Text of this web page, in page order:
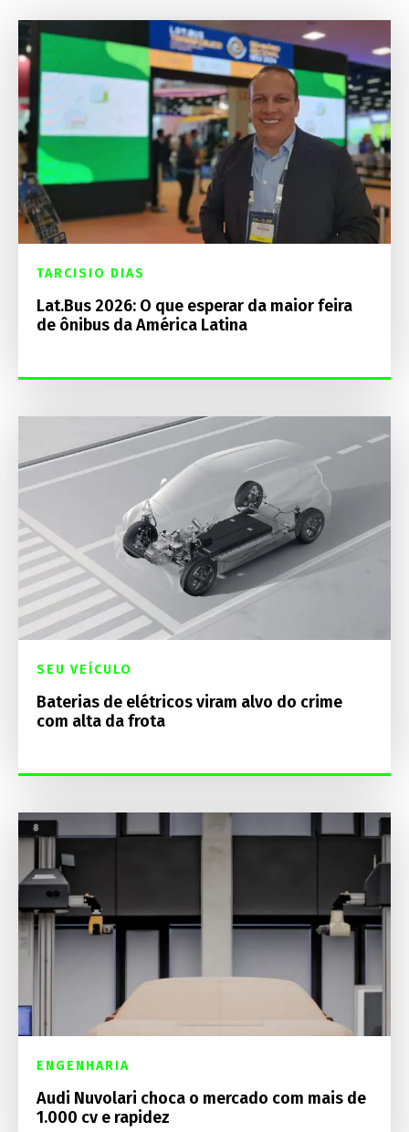
TARCISIO DIAS
Lat.Bus 2026: O que esperar da maior feira
de ônibus da América Latina
SEU VEÍCULO
Baterias de elétricos viram alvo do crime
com alta da frota
ENGENHARIA
Audi Nuvolari choca o mercado com mais de
1.000 cv e rapidez